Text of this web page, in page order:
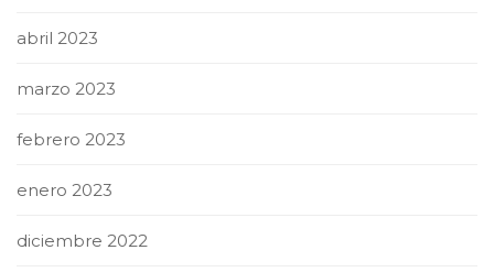
abril 2023
marzo 2023
febrero 2023
enero 2023
diciembre 2022